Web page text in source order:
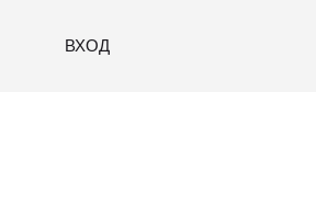
ВХОД